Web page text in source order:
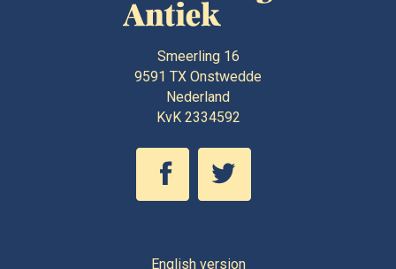
Smeerling 16
9591 TX Onstwedde
Nederland
KvK 2334592
English version